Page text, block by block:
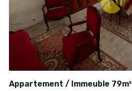
Appartement / Immeuble 79m²